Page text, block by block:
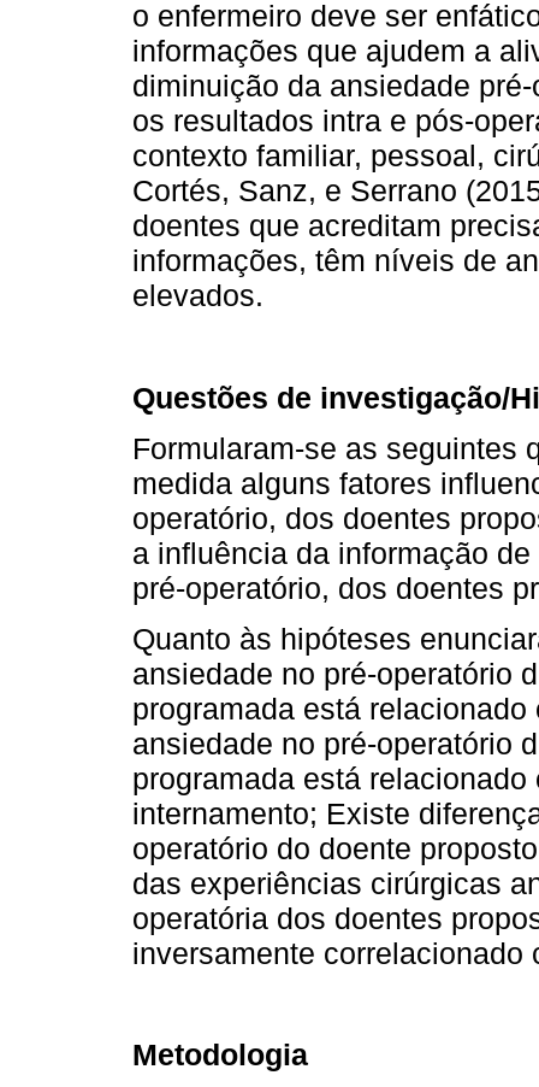
o enfermeiro deve ser
informações que ajudem a
diminuição da ansiedade
os resultados intra e pós-
contexto familiar, pessoal,
Cortés, Sanz, e Serrano
doentes que acreditam
informações, têm níveis de
elevados.
Questões de investigação/
Formularam-se as seguintes
medida alguns fatores
operatório, dos doentes
a influência da informação
pré-operatório, dos doentes
Quanto às hipóteses
ansiedade no pré-operatório
programada está
ansiedade no pré-operatório
programada está
internamento; Existe
operatório do doente
das experiências cirúrgicas
operatória dos doentes
inversamente correlacionado
Metodologia